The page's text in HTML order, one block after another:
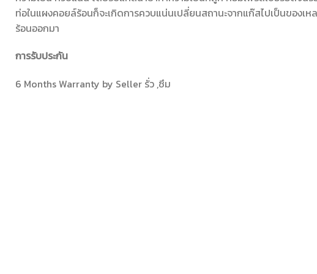
ท่อในแผงคอยล์ร้อนก็จะเกิดการควบแน่นเปลี่ยนสถานะจากแก๊สไปเป็นของเห
ร้อนออกมา
การรับประกัน
6 Months Warranty by Seller รั่ว ,ซึม